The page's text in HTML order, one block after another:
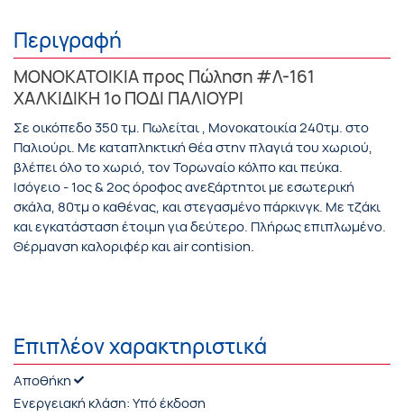
Περιγραφή
ΜΟΝΟΚΑΤΟΙΚΙΑ προς Πώληση #Λ-161
ΧΑΛΚΙΔΙΚΗ 1ο ΠΟΔΙ ΠΑΛΙΟΥΡΙ
Σε οικόπεδο 350 τμ. Πωλείται , Μονοκατοικία 240τμ. στο
Παλιούρι. Με καταπληκτική θέα στην πλαγιά του χωριού,
βλέπει όλο το χωριό, τον Τορωναίο κόλπο και πεύκα.
Ισόγειο - 1ος & 2ος όροφος ανεξάρτητοι με εσωτερική
σκάλα, 80τμ ο καθένας, και στεγασμένο πάρκινγκ. Με τζάκι
και εγκατάσταση έτοιμη για δεύτερο. Πλήρως επιπλωμένο.
Θέρμανση καλοριφέρ και air contision.
Επιπλέον χαρακτηριστικά
Αποθήκη
Ενεργειακή κλάση:Υπό έκδοση